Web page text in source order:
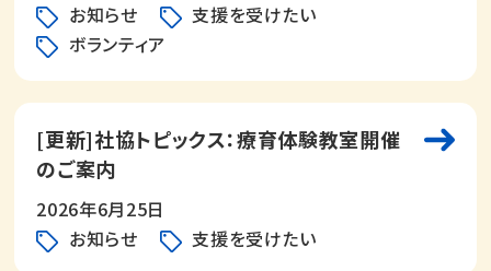
お知らせ
支援を受けたい
ボランティア
[更新]社協トピックス：療育体験教室開催
のご案内
2026年6月25日
お知らせ
支援を受けたい